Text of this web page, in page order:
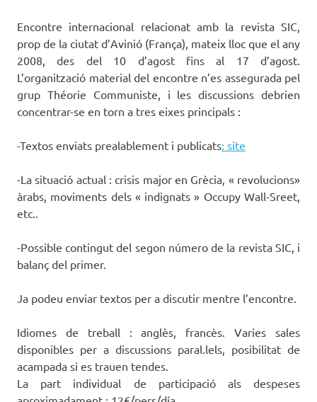
Encontre internacional relacionat amb la revista SIC,
prop de la ciutat d’Avinió (França), mateix lloc que el any
2008, des del 10 d’agost fins al 17 d’agost.
L’organització material del encontre n’es assegurada pel
grup Théorie Communiste, i les discussions debrien
concentrar-se en torn a tres eixes principals :
-Textos enviats prealablement i publicats: site
-La situació actual : crisis major en Grècia, « revolucions»
àrabs, moviments dels « indignats » Occupy Wall-Sreet,
etc..
-Possible contingut del segon número de la revista SIC, i
balanç del primer.
Ja podeu enviar textos per a discutir mentre l’encontre.
Idiomes de treball : anglès, francès. Varies sales
disponibles per a discussions paral.lels, posibilitat de
acampada si es trauen tendes.
La part individual de participació als despeses